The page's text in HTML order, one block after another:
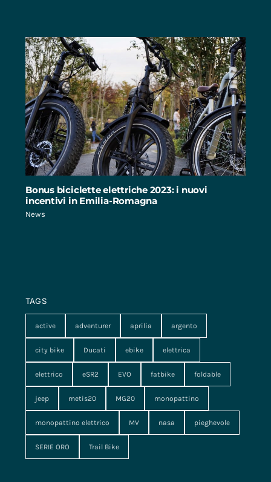
Bonus biciclette elettriche 2023: i nuovi
incentivi in Emilia-Romagna
News
TAGS
active adventurer aprilia argento
city bike Ducati ebike elettrica
elettrico eSR2 EVO fatbike foldable
jeep metis20 MG20 monopattino
monopattino elettrico MV nasa pieghevole
SERIE ORO Trail Bike